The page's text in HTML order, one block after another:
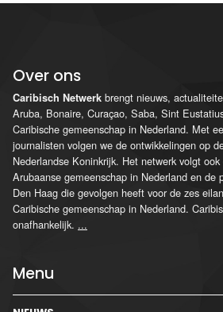
Over ons
Caribisch Netwerk brengt nieuws,
Aruba, Bonaire, Curaçao, Saba, Sint
Caribische gemeenschap in Nederland. Met
journalisten volgen we de ontwikkelingen op
Nederlandse Koninkrijk. Het netwerk volgt
Arubaanse gemeenschap in Nederland en de
Den Haag die gevolgen heeft voor de zes
Caribische gemeenschap in Nederland.
onafhankelijk. ...
Menu